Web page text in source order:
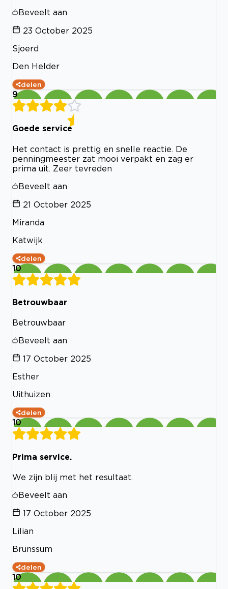
Beveelt aan
23 October 2025
Sjoerd
Den Helder
delen
9
Goede service
Het contact is prettig en snelle reactie. De
penningmeester zat mooi verpakt en zag er
prima uit. Zeer tevreden
Beveelt aan
21 October 2025
Miranda
Katwijk
delen
10
Betrouwbaar
Betrouwbaar
Beveelt aan
17 October 2025
Esther
Uithuizen
delen
10
Prima service.
We zijn blij met het resultaat.
Beveelt aan
17 October 2025
Lilian
Brunssum
delen
10